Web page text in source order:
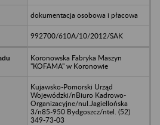
dokumentacja osobowa i płacowa
992700/610A/10/2012/SAK
Koronowska Fabryka Maszyn
"KOFAMA" w Koronowie
Kujawsko-Pomorski Urząd
Wojewódzki/nBiuro Kadrowo-
Organizacyjne/nul.Jagiellońska
3/n85-950 Bydgoszcz/ntel. (52)
349-73-03